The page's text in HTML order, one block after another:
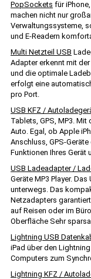
PopSockets für
machen nicht nur
Verwaltungssysteme,
und E-Readern
Multi Netzteil USB
Adapter erkennt mit
und die optimale
erfolgt eine
pro Port.
USB KFZ /
Tablets, GPS, MP3.
Auto. Egal, ob Apple
Anschluss, GPS-
Funktionen Ihres Gerät
USB Ladeadapter /
Geräte MP3 Player.
unterwegs. Das
Netzadapters
auf Reisen oder im
Oberfläche Sehr
Lightning USB
iPad über den
Computers zum
Lightning KFZ /